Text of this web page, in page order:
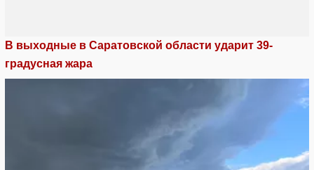
В выходные в Саратовской области ударит 39-
градусная жара